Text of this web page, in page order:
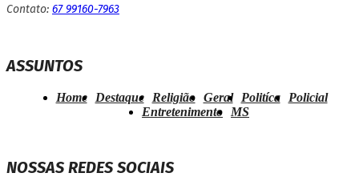
Contato: 67 99160-7963
ASSUNTOS
Home Destaque Religião Geral Politíca
Policial
Entretenimento
MS
NOSSAS REDES SOCIAIS